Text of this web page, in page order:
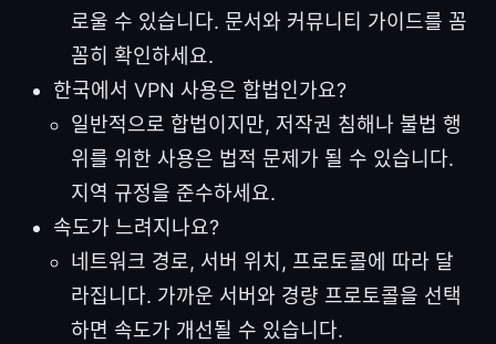
로울 수 있습니다. 문서와 커뮤니티 가이드를 꼼
꼼히 확인하세요.
한국에서 VPN 사용은 합법인가요?
일반적으로 합법이지만, 저작권 침해나 불법 행
위를 위한 사용은 법적 문제가 될 수 있습니다.
지역 규정을 준수하세요.
속도가 느려지나요?
네트워크 경로, 서버 위치, 프로토콜에 따라 달
라집니다. 가까운 서버와 경량 프로토콜을 선택
하면 속도가 개선될 수 있습니다.